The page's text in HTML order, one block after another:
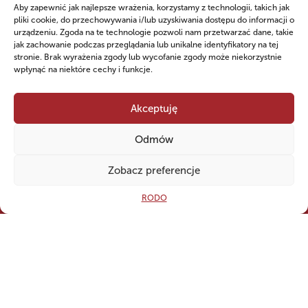
Aby zapewnić jak najlepsze wrażenia, korzystamy z technologii, takich jak
pliki cookie, do przechowywania i/lub uzyskiwania dostępu do informacji o
urządzeniu. Zgoda na te technologie pozwoli nam przetwarzać dane, takie
jak zachowanie podczas przeglądania lub unikalne identyfikatory na tej
stronie. Brak wyrażenia zgody lub wycofanie zgody może niekorzystnie
wpłynąć na niektóre cechy i funkcje.
Akceptuję
Odmów
Zobacz preferencje
RODO
siła!
Numer konta do darowizn na rzecz Hufca ZHP
Kwidzyn
79 ‍1240 ‍5400 ‍1111 ‍0010 ‍6256